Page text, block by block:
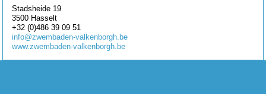
Stadsheide 19
3500 Hasselt
+32 (0)486 39 09 51
info@zwembaden-valkenborgh.be
www.zwembaden-valkenborgh.be